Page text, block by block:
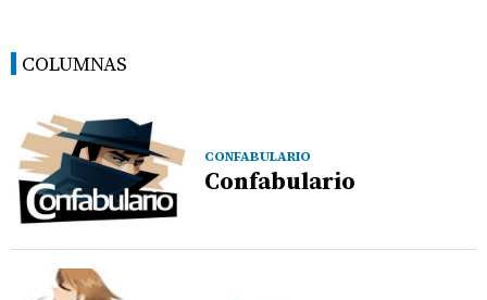
COLUMNAS
CONFABULARIO
Confabulario